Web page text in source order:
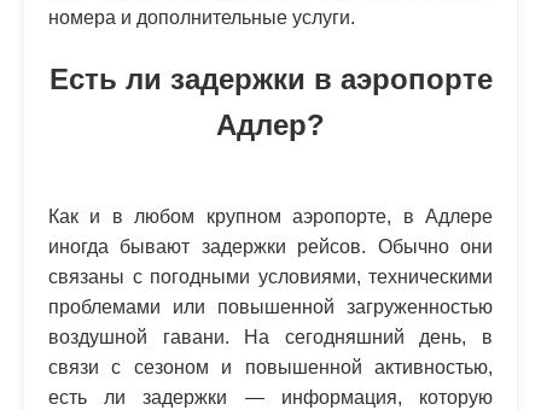
номера и дополнительные услуги.
Есть ли задержки в аэропорте
Адлер?
Как и в любом крупном аэропорте, в Адлере
иногда бывают задержки рейсов. Обычно они
связаны с погодными условиями, техническими
проблемами или повышенной загруженностью
воздушной гавани. На сегодняшний день, в
связи с сезоном и повышенной активностью,
есть ли задержки — информация, которую